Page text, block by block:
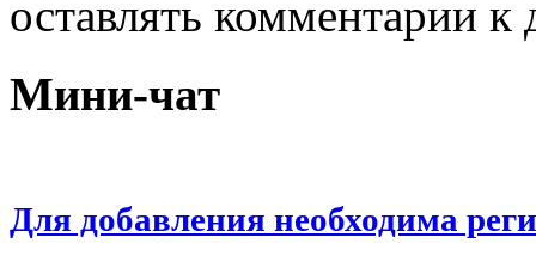
оставлять комментарии
Мини-чат
Для добавления необходима